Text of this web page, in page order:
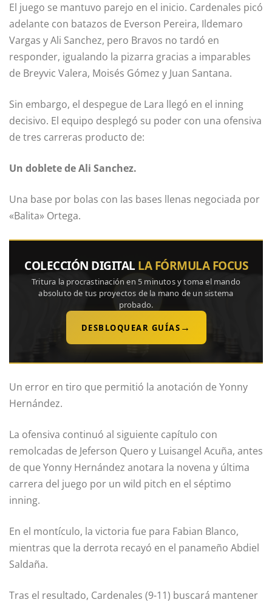
El juego se mantuvo parejo en el inicio. Cardenales picó
adelante con batazos de Everson Pereira, Ildemaro
Vargas y Ali Sanchez, pero Bravos no tardó en
responder, igualando la pizarra gracias a imparables
de Breyvic Valera, Moisés Gómez y Juan Santana.
Sin embargo, el despegue de Lara llegó en el inning
decisivo. El equipo desplegó su poder con una ofensiva
de tres carreras producto de:
Un doblete de Ali Sanchez.
Una base por bolas con las bases llenas negociada por
«Balita» Ortega.
COLECCIÓN DIGITAL LA FÓRMULA FOCUS
Tritura la procrastinación en 5 minutos y toma el mando
absoluto de tus proyectos de la mano de un sistema
probado.
DESBLOQUEAR GUÍAS →
Un error en tiro que permitió la anotación de Yonny
Hernández.
La ofensiva continuó al siguiente capítulo con
remolcadas de Jeferson Quero y Luisangel Acuña, antes
de que Yonny Hernández anotara la novena y última
carrera del juego por un wild pitch en el séptimo
inning.
En el montículo, la victoria fue para Fabian Blanco,
mientras que la derrota recayó en el panameño Abdiel
Saldaña.
Tras el resultado, Cardenales (9-11) buscará mantener